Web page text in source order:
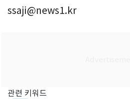
ssaji@news1.kr
관련 키워드